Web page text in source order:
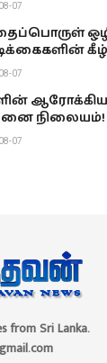
07
07
நிலையம்!
07
from Sri Lanka.